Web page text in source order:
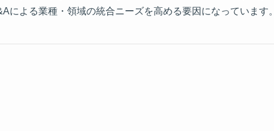
よる業種・領域の統合ニーズを高める要因になっています。